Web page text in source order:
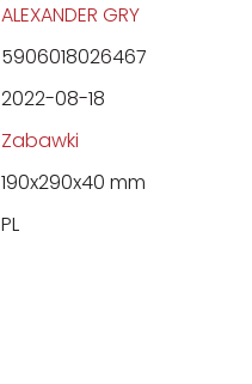
ALEXANDER GRY
5906018026467
2022-08-18
Zabawki
190x290x40 mm
PL